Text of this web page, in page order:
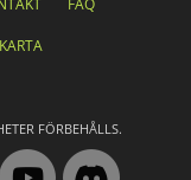
FAQ
FÖRBEHÅLLS.